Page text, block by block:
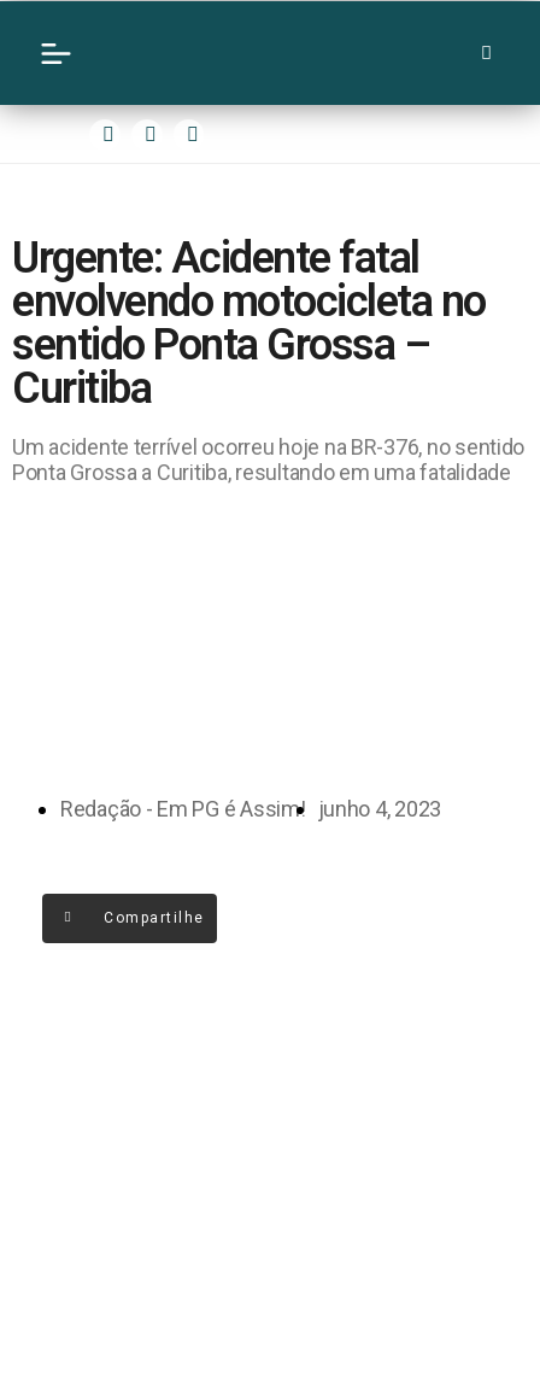
Urgente: Acidente fatal
envolvendo motocicleta no
sentido Ponta Grossa –
Curitiba
Um acidente terrível ocorreu hoje na BR-376, no sentido
Ponta Grossa a Curitiba, resultando em uma fatalidade
Redação - Em PG é Assim! junho 4, 2023
Compartilhe